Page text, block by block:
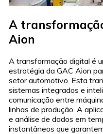
A
Aion
A transformação digital é
estratégia da GAC Aion
setor automotivo. Esta
sistemas integrados e
comunicação entre
linhas de produção. A
e análise de dados em
instantâneos que